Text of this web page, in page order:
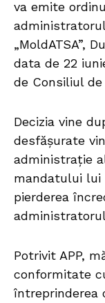
va emite
„MoldATSA”,
data de 22
de Consiliul
Decizia vine
desfășurate
administrație
mandatului lui
pierderea
Potrivit APP,
conformitate
întreprinderea